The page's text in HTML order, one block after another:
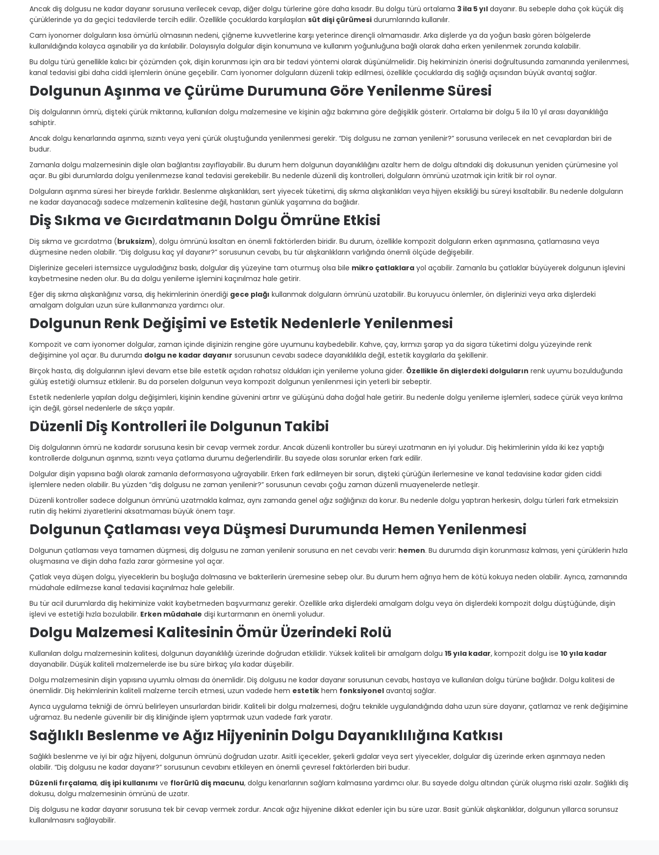
Ancak diş dolgusu ne kadar dayanır sorusuna verilecek cevap, diğer dolgu türlerine göre daha kısadır. Bu dolgu türü ortalama 3 ila 5 yıl dayanır. Bu sebeple daha çok küçük diş
çürüklerinde ya da geçici tedavilerde tercih edilir. Özellikle çocuklarda karşılaşılan süt dişi çürümesi durumlarında kullanılır.
Cam iyonomer dolguların kısa ömürlü olmasının nedeni, çiğneme kuvvetlerine karşı yeterince dirençli olmamasıdır. Arka dişlerde ya da yoğun baskı gören bölgelerde
kullanıldığında kolayca aşınabilir ya da kırılabilir. Dolayısıyla dolgular dişin konumuna ve kullanım yoğunluğuna bağlı olarak daha erken yenilenmek zorunda kalabilir.
Bu dolgu türü genellikle kalıcı bir çözümden çok, dişin korunması için ara bir tedavi yöntemi olarak düşünülmelidir. Diş hekiminizin önerisi doğrultusunda zamanında yenilenmesi,
kanal tedavisi gibi daha ciddi işlemlerin önüne geçebilir. Cam iyonomer dolguların düzenli takip edilmesi, özellikle çocuklarda diş sağlığı açısından büyük avantaj sağlar.
Dolgunun Aşınma ve Çürüme Durumuna Göre Yenilenme Süresi
Diş dolgularının ömrü, dişteki çürük miktarına, kullanılan dolgu malzemesine ve kişinin ağız bakımına göre değişiklik gösterir. Ortalama bir dolgu 5 ila 10 yıl arası dayanıklılığa
sahiptir.
Ancak dolgu kenarlarında aşınma, sızıntı veya yeni çürük oluştuğunda yenilenmesi gerekir. “Diş dolgusu ne zaman yenilenir?” sorusuna verilecek en net cevaplardan biri de
budur.
Zamanla dolgu malzemesinin dişle olan bağlantısı zayıflayabilir. Bu durum hem dolgunun dayanıklılığını azaltır hem de dolgu altındaki diş dokusunun yeniden çürümesine yol
açar. Bu gibi durumlarda dolgu yenilenmezse kanal tedavisi gerekebilir. Bu nedenle düzenli diş kontrolleri, dolguların ömrünü uzatmak için kritik bir rol oynar.
Dolguların aşınma süresi her bireyde farklıdır. Beslenme alışkanlıkları, sert yiyecek tüketimi, diş sıkma alışkanlıkları veya hijyen eksikliği bu süreyi kısaltabilir. Bu nedenle dolguların
ne kadar dayanacağı sadece malzemenin kalitesine değil, hastanın günlük yaşamına da bağlıdır.
Diş Sıkma ve Gıcırdatmanın Dolgu Ömrüne Etkisi
Diş sıkma ve gıcırdatma (bruksizm), dolgu ömrünü kısaltan en önemli faktörlerden biridir. Bu durum, özellikle kompozit dolguların erken aşınmasına, çatlamasına veya
düşmesine neden olabilir. “Diş dolgusu kaç yıl dayanır?” sorusunun cevabı, bu tür alışkanlıkların varlığında önemli ölçüde değişebilir.
Dişlerinize geceleri istemsizce uyguladığınız baskı, dolgular diş yüzeyine tam oturmuş olsa bile mikro çatlaklara yol açabilir. Zamanla bu çatlaklar büyüyerek dolgunun işlevini
kaybetmesine neden olur. Bu da dolgu yenileme işlemini kaçınılmaz hale getirir.
Eğer diş sıkma alışkanlığınız varsa, diş hekimlerinin önerdiği gece plağı kullanmak dolguların ömrünü uzatabilir. Bu koruyucu önlemler, ön dişlerinizi veya arka dişlerdeki
amalgam dolguları uzun süre kullanmanıza yardımcı olur.
Dolgunun Renk Değişimi ve Estetik Nedenlerle Yenilenmesi
Kompozit ve cam iyonomer dolgular, zaman içinde dişinizin rengine göre uyumunu kaybedebilir. Kahve, çay, kırmızı şarap ya da sigara tüketimi dolgu yüzeyinde renk
değişimine yol açar. Bu durumda dolgu ne kadar dayanır sorusunun cevabı sadece dayanıklılıkla değil, estetik kaygılarla da şekillenir.
Birçok hasta, diş dolgularının işlevi devam etse bile estetik açıdan rahatsız oldukları için yenileme yoluna gider. Özellikle ön dişlerdeki dolguların renk uyumu bozulduğunda
gülüş estetiği olumsuz etkilenir. Bu da porselen dolgunun veya kompozit dolgunun yenilenmesi için yeterli bir sebeptir.
Estetik nedenlerle yapılan dolgu değişimleri, kişinin kendine güvenini artırır ve gülüşünü daha doğal hale getirir. Bu nedenle dolgu yenileme işlemleri, sadece çürük veya kırılma
için değil, görsel nedenlerle de sıkça yapılır.
Düzenli Diş Kontrolleri ile Dolgunun Takibi
Diş dolgularının ömrü ne kadardır sorusuna kesin bir cevap vermek zordur. Ancak düzenli kontroller bu süreyi uzatmanın en iyi yoludur. Diş hekimlerinin yılda iki kez yaptığı
kontrollerde dolgunun aşınma, sızıntı veya çatlama durumu değerlendirilir. Bu sayede olası sorunlar erken fark edilir.
Dolgular dişin yapısına bağlı olarak zamanla deformasyona uğrayabilir. Erken fark edilmeyen bir sorun, dişteki çürüğün ilerlemesine ve kanal tedavisine kadar giden ciddi
işlemlere neden olabilir. Bu yüzden “diş dolgusu ne zaman yenilenir?” sorusunun cevabı çoğu zaman düzenli muayenelerde netleşir.
Düzenli kontroller sadece dolgunun ömrünü uzatmakla kalmaz, aynı zamanda genel ağız sağlığınızı da korur. Bu nedenle dolgu yaptıran herkesin, dolgu türleri fark etmeksizin
rutin diş hekimi ziyaretlerini aksatmaması büyük önem taşır.
Dolgunun Çatlaması veya Düşmesi Durumunda Hemen Yenilenmesi
Dolgunun çatlaması veya tamamen düşmesi, diş dolgusu ne zaman yenilenir sorusuna en net cevabı verir: hemen. Bu durumda dişin korunmasız kalması, yeni çürüklerin hızla
oluşmasına ve dişin daha fazla zarar görmesine yol açar.
Çatlak veya düşen dolgu, yiyeceklerin bu boşluğa dolmasına ve bakterilerin üremesine sebep olur. Bu durum hem ağrıya hem de kötü kokuya neden olabilir. Ayrıca, zamanında
müdahale edilmezse kanal tedavisi kaçınılmaz hale gelebilir.
Bu tür acil durumlarda diş hekiminize vakit kaybetmeden başvurmanız gerekir. Özellikle arka dişlerdeki amalgam dolgu veya ön dişlerdeki kompozit dolgu düştüğünde, dişin
işlevi ve estetiği hızla bozulabilir. Erken müdahale dişi kurtarmanın en önemli yoludur.
Dolgu Malzemesi Kalitesinin Ömür Üzerindeki Rolü
Kullanılan dolgu malzemesinin kalitesi, dolgunun dayanıklılığı üzerinde doğrudan etkilidir. Yüksek kaliteli bir amalgam dolgu 15 yıla kadar, kompozit dolgu ise 10 yıla kadar
dayanabilir. Düşük kaliteli malzemelerde ise bu süre birkaç yıla kadar düşebilir.
Dolgu malzemesinin dişin yapısına uyumlu olması da önemlidir. Diş dolgusu ne kadar dayanır sorusunun cevabı, hastaya ve kullanılan dolgu türüne bağlıdır. Dolgu kalitesi de
önemlidir. Diş hekimlerinin kaliteli malzeme tercih etmesi, uzun vadede hem estetik hem fonksiyonel avantaj sağlar.
Ayrıca uygulama tekniği de ömrü belirleyen unsurlardan biridir. Kaliteli bir dolgu malzemesi, doğru teknikle uygulandığında daha uzun süre dayanır, çatlamaz ve renk değişimine
uğramaz. Bu nedenle güvenilir bir diş kliniğinde işlem yaptırmak uzun vadede fark yaratır.
Sağlıklı Beslenme ve Ağız Hijyeninin Dolgu Dayanıklılığına Katkısı
Sağlıklı beslenme ve iyi bir ağız hijyeni, dolgunun ömrünü doğrudan uzatır. Asitli içecekler, şekerli gıdalar veya sert yiyecekler, dolgular diş üzerinde erken aşınmaya neden
olabilir. “Diş dolgusu ne kadar dayanır?” sorusunun cevabını etkileyen en önemli çevresel faktörlerden biri budur.
Düzenli fırçalama, diş ipi kullanımı ve florürlü diş macunu, dolgu kenarlarının sağlam kalmasına yardımcı olur. Bu sayede dolgu altından çürük oluşma riski azalır. Sağlıklı diş
dokusu, dolgu malzemesinin ömrünü de uzatır.
Diş dolgusu ne kadar dayanır sorusuna tek bir cevap vermek zordur. Ancak ağız hijyenine dikkat edenler için bu süre uzar. Basit günlük alışkanlıklar, dolgunun yıllarca sorunsuz
kullanılmasını sağlayabilir.